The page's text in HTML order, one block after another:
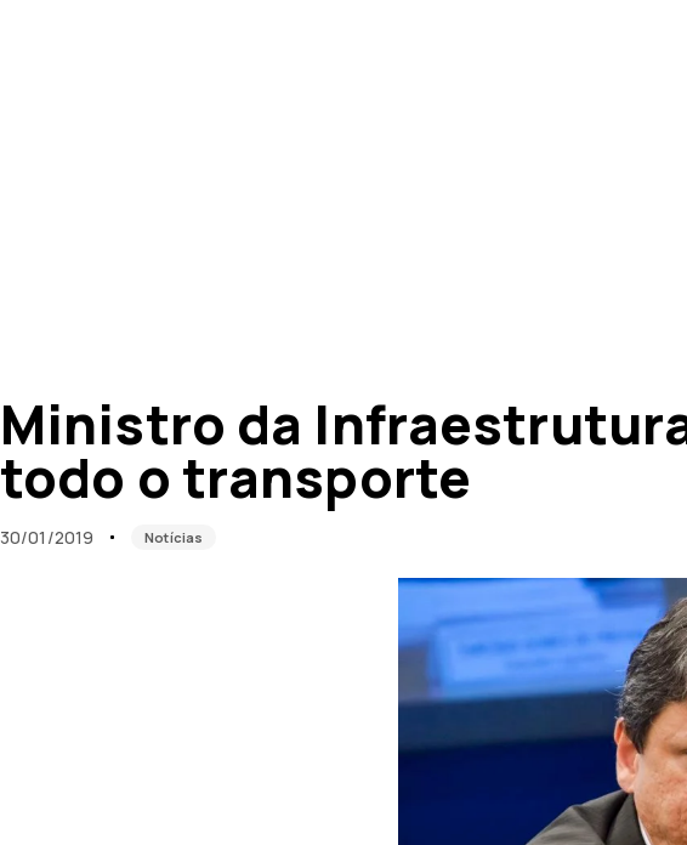
Ministro da
todo o transporte
30/01/2019 Notícias